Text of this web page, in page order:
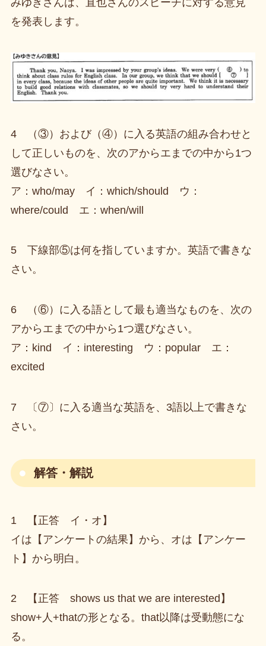
を発表します。
4 （③）および（④）に入る英語の組み合わせと
して正しいものを、次のアからエまでの中から1つ
選びなさい。
ア：who/may イ：which/should ウ：
where/could エ：when/will
5 下線部⑤は何を指していますか。英語で書きな
さい。
6 （⑥）に入る語として最も適当なものを、次の
アからエまでの中から1つ選びなさい。
ア：kind イ：interesting ウ：popular エ：
excited
7 〔⑦〕に入る適当な英語を、3語以上で書きな
さい。
解答・解説
1 【正答 イ・オ】
イは【アンケートの結果】から、オは【アンケー
ト】から明白。
2 【正答 shows us that we are interested】
show+人+thatの形となる。that以降は受動態にな
る。